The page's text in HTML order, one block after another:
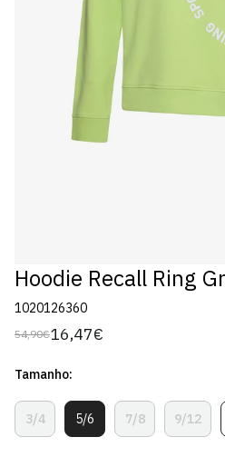
Hoodie Recall Ring
1020126360
Preço
54,90€
Preço
venda
16,47€
Tamanho:
3/4
Variante
Esgotada
5/6Variante
Esgotada
7/8
Variante
Esgotada
9/12